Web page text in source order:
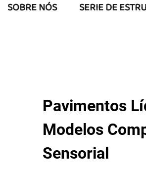
SOBRE NÓS SERIE DE
Pavimentos
Modelos
Sensorial